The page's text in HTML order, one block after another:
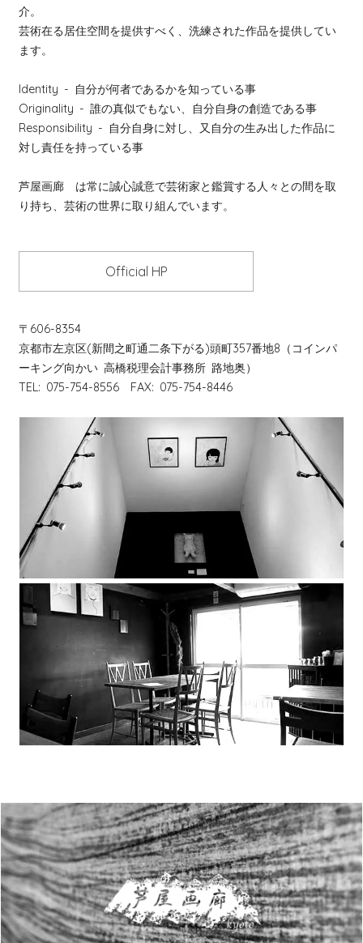
介。
芸術在る居住空間を提供すべく、洗練された作品を提供してい
ます。
Identity - 自分が何者であるかを知っている事
Originality - 誰の真似でもない、自分自身の創造である事
Responsibility - 自分自身に対し、又自分の生み出した作品に
対し責任を持っている事
芦屋画廊 は常に誠心誠意で芸術家と鑑賞する人々との間を取
り持ち、芸術の世界に取り組んでいます。
Official HP
〒606-8354
京都市左京区(新間之町通二条下がる)頭町357番地8（コインパ
ーキング向かい 高橋税理会計事務所 路地奥）
TEL: 075-754-8556 FAX: 075-754-8446